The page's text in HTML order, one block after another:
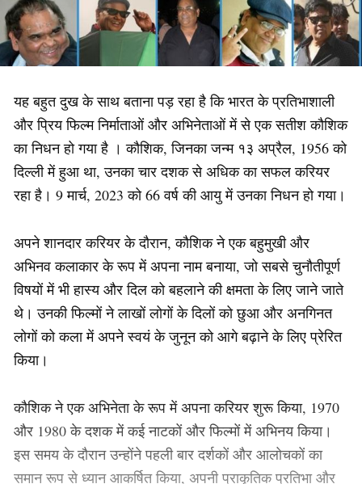
यह बहुत दुख के साथ बताना पड़ रहा है कि भारत के प्रतिभाशाली
और प्रिय फिल्म निर्माताओं और अभिनेताओं में से एक सतीश कौशिक
का निधन हो गया है । कौशिक, जिनका जन्म १३ अप्रैल, 1956 को
दिल्ली में हुआ था, उनका चार दशक से अधिक का सफल करियर
रहा है। 9 मार्च, 2023 को 66 वर्ष की आयु में उनका निधन हो गया।
अपने शानदार करियर के दौरान, कौशिक ने एक बहुमुखी और
अभिनव कलाकार के रूप में अपना नाम बनाया, जो सबसे चुनौतीपूर्ण
विषयों में भी हास्य और दिल को बहलाने की क्षमता के लिए जाने जाते
थे। उनकी फिल्मों ने लाखों लोगों के दिलों को छुआ और अनगिनत
लोगों को कला में अपने स्वयं के जुनून को आगे बढ़ाने के लिए प्रेरित
किया।
कौशिक ने एक अभिनेता के रूप में अपना करियर शुरू किया, 1970
और 1980 के दशक में कई नाटकों और फिल्मों में अभिनय किया।
इस समय के दौरान उन्होंने पहली बार दर्शकों और आलोचकों का
समान रूप से ध्यान आकर्षित किया, अपनी प्राकृतिक प्रतिभा और